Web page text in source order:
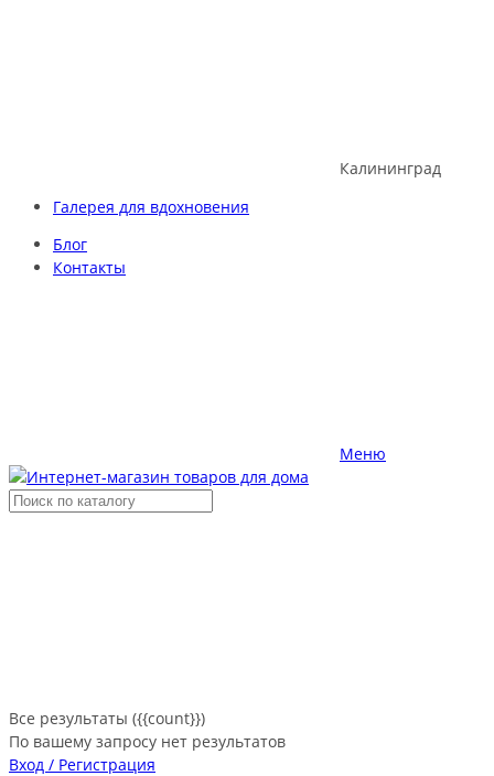
Калининград
Галерея для вдохновения
Блог
Контакты
Меню
Все результаты ({{count}})
По вашему запросу нет результатов
Вход / Регистрация